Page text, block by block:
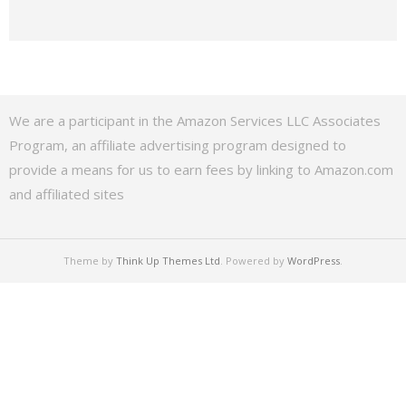
We are a participant in the Amazon Services LLC Associates
Program, an affiliate advertising program designed to
provide a means for us to earn fees by linking to Amazon.com
and affiliated sites
Theme by Think Up Themes Ltd. Powered by WordPress.